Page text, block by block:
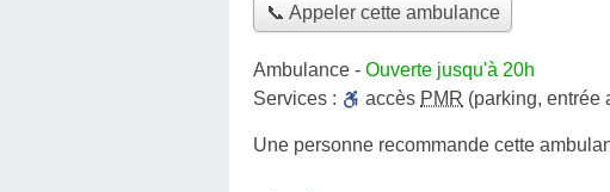
📞 Appeler cette ambulance
Ambulance - Ouverte jusqu'à 20h
Services :
accès PMR (parking, entrée
Une personne recommande cette